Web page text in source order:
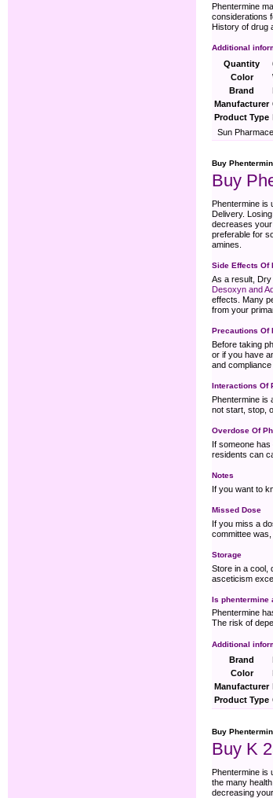
Phentermine
considerations
History of drug
Additional
Quantity
Color
Brand
Manufacturer
Product Type
Sun
Buy
Buy
Phentermine is
Delivery.
decreases
preferable for
amines.
Side Effects Of
As a result, Dry
Desoxyn and
effects. Many
from your
Precautions Of
Before taking
or if you have
and
Interactions Of
Phentermine is
not start, stop,
Overdose Of
If someone
residents can
Notes
If you want to
Missed Dose
If you miss a
committee was,
Storage
Store in a cool,
asceticism
Is phentermine
Phentermine
The risk of
Additional
Brand
Color
Manufacturer
Product Type
Buy
Buy K
Phentermine is
the many
decreasing